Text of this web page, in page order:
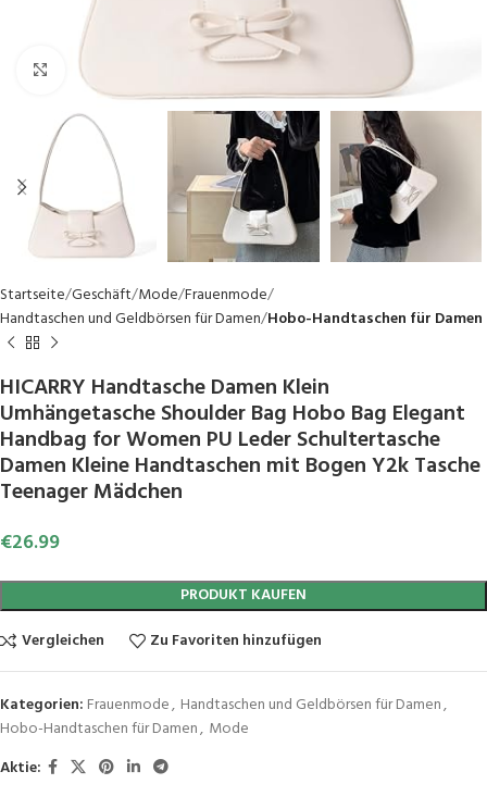
Click to enlarge
Startseite Geschäft Mode Frauenmode
Handtaschen und Geldbörsen für Damen Hobo-Handtaschen für Damen
HICARRY Handtasche Damen Klein
Umhängetasche Shoulder Bag Hobo Bag Elegant
Handbag for Women PU Leder Schultertasche
Damen Kleine Handtaschen mit Bogen Y2k Tasche
Teenager Mädchen
€26.99
PRODUKT KAUFEN
Vergleichen
Zu Favoriten hinzufügen
Kategorien: Frauenmode, Handtaschen und Geldbörsen für Damen,
Hobo-Handtaschen für Damen, Mode
Aktie: